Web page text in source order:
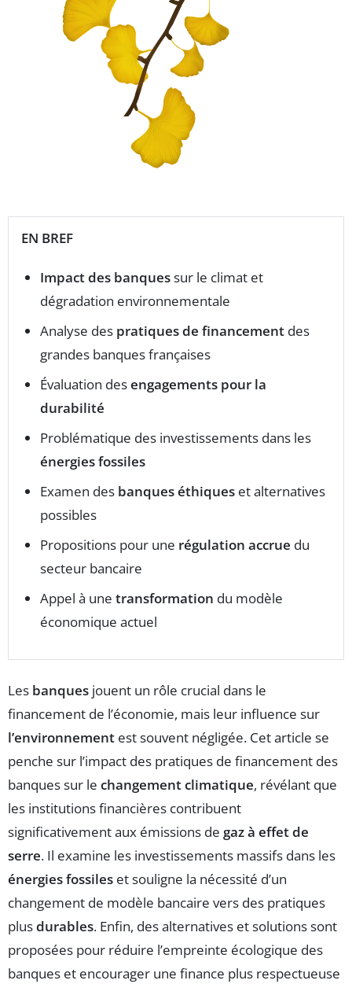
EN BREF
Impact des banquessur le climat et
dégradation environnementale
Analyse des pratiques de financement des
grandes banques françaises
Évaluation desengagements pour la
durabilité
Problématique des investissements dans les
énergies fossiles
Examen des banques éthiques et alternatives
possibles
Propositions pour une régulation accrue du
secteur bancaire
Appel à une transformation du modèle
économique actuel
Les banques jouent un rôle crucial dans le
financement de l’économie, mais leur influence sur
l’environnement est souvent négligée. Cet article se
penche sur l’impact des pratiques de financement des
banques sur le changement climatique, révélant que
les institutions financières contribuent
significativement aux émissions de gaz à effet de
serre. Il examine les investissements massifs dans les
énergies fossiles et souligne la nécessité d’un
changement de modèle bancaire vers des pratiques
plusdurables. Enfin, des alternatives et solutions sont
proposées pour réduire l’empreinte écologique des
banques et encourager une finance plus respectueuse